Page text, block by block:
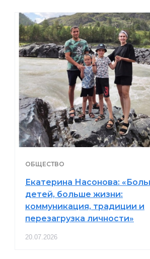
ОБЩЕСТВО
Екатерина Насонова:
детей, больше жизни:
коммуникация, традиции и
перезагрузка личности»
20.07.2026